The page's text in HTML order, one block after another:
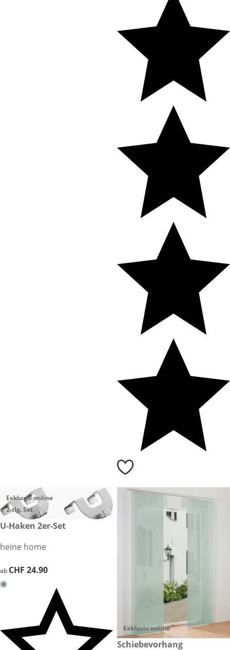
Exklusiv online
2-tlg. Set
CHF 24.90
U-Haken 2er-Set
heine home
CHF 24.90
ab CHF 24.90
Exklusiv online
CHF 49.90
Schiebevorhang